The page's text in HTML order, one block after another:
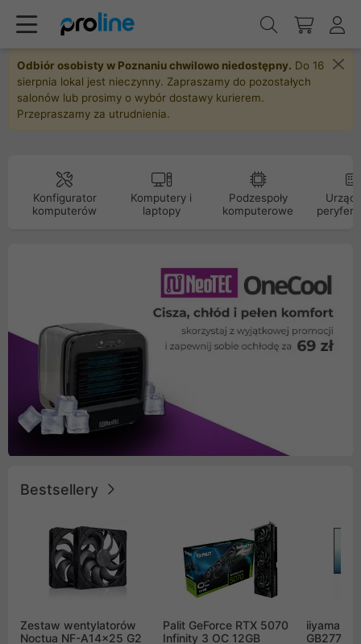
Odbiór osobisty w Poznaniu chwilowo niedostępny. Do 16
sierpnia lokal jest nieczynny. Zapraszamy do pozostałych
salonów lub prosimy o wybór dostawy kurierem.
Przepraszamy za utrudnienia.
Konfigurator
komputerów
Komputery i
laptopy
Podzespoły
komputerowe
Bestsellery
Zestaw wentylatorów
Noctua NF-A14x25 G2
Palit GeForce RTX 5070
Infinity 3 OC 12GB
iiyama G-